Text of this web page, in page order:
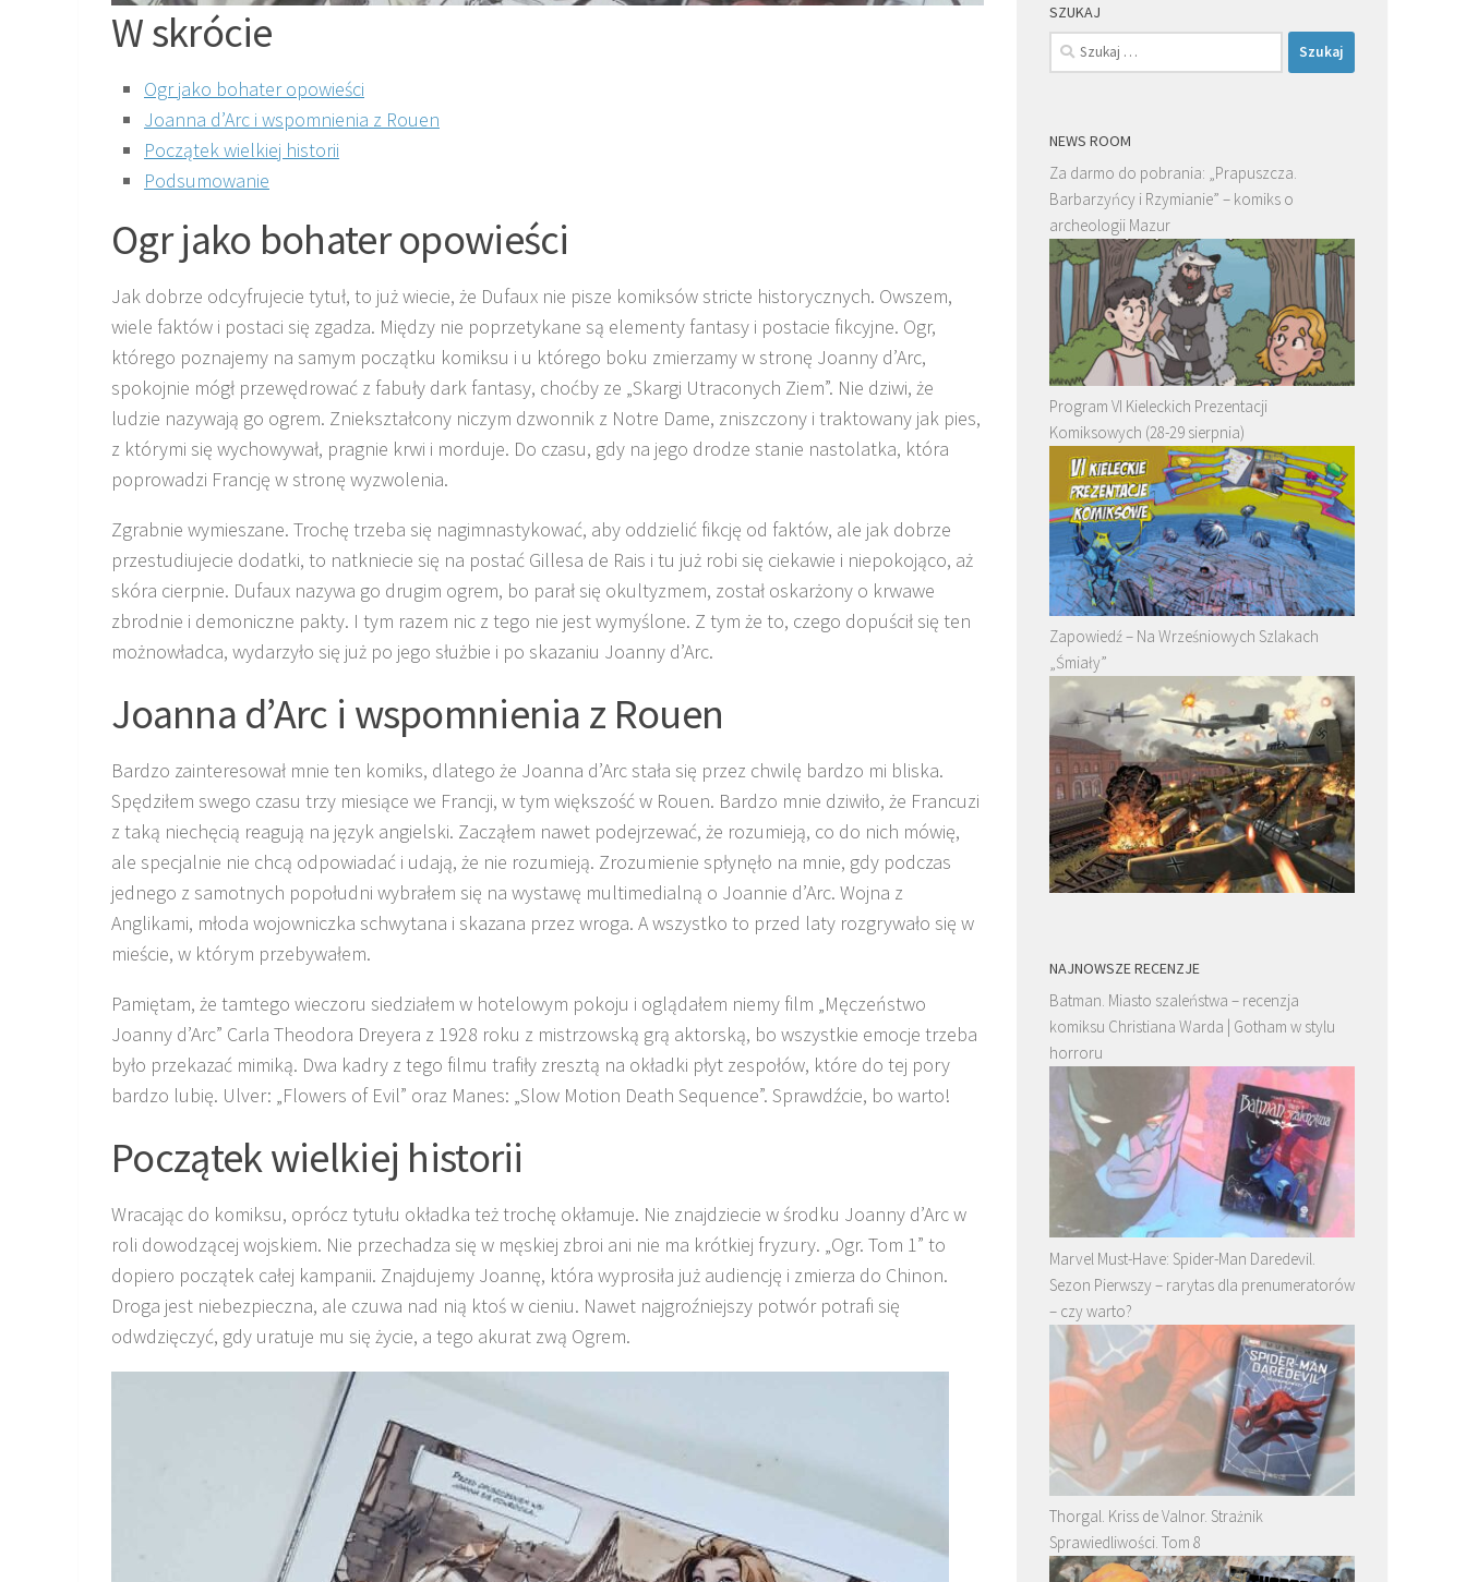
W skrócie
Ogr jako bohater opowieści
Joanna d’Arc i wspomnienia z Rouen
Początek wielkiej historii
Podsumowanie
Ogr jako bohater opowieści
Jak dobrze odcyfrujecie tytuł, to już wiecie, że Dufaux nie pisze komiksów stricte historycznych. Owszem,
wiele faktów i postaci się zgadza. Między nie poprzetykane są elementy fantasy i postacie fikcyjne. Ogr,
którego poznajemy na samym początku komiksu i u którego boku zmierzamy w stronę Joanny d’Arc,
spokojnie mógł przewędrować z fabuły dark fantasy, choćby ze „Skargi Utraconych Ziem”. Nie dziwi, że
ludzie nazywają go ogrem. Zniekształcony niczym dzwonnik z Notre Dame, zniszczony i traktowany jak pies,
z którymi się wychowywał, pragnie krwi i morduje. Do czasu, gdy na jego drodze stanie nastolatka, która
poprowadzi Francję w stronę wyzwolenia.
Zgrabnie wymieszane. Trochę trzeba się nagimnastykować, aby oddzielić fikcję od faktów, ale jak dobrze
przestudiujecie dodatki, to natkniecie się na postać Gillesa de Rais i tu już robi się ciekawie i niepokojąco, aż
skóra cierpnie. Dufaux nazywa go drugim ogrem, bo parał się okultyzmem, został oskarżony o krwawe
zbrodnie i demoniczne pakty. I tym razem nic z tego nie jest wymyślone. Z tym że to, czego dopuścił się ten
możnowładca, wydarzyło się już po jego służbie i po skazaniu Joanny d’Arc.
Joanna d’Arc i wspomnienia z Rouen
Bardzo zainteresował mnie ten komiks, dlatego że Joanna d’Arc stała się przez chwilę bardzo mi bliska.
Spędziłem swego czasu trzy miesiące we Francji, w tym większość w Rouen. Bardzo mnie dziwiło, że Francuzi
z taką niechęcią reagują na język angielski. Zacząłem nawet podejrzewać, że rozumieją, co do nich mówię,
ale specjalnie nie chcą odpowiadać i udają, że nie rozumieją. Zrozumienie spłynęło na mnie, gdy podczas
jednego z samotnych popołudni wybrałem się na wystawę multimedialną o Joannie d’Arc. Wojna z
Anglikami, młoda wojowniczka schwytana i skazana przez wroga. A wszystko to przed laty rozgrywało się w
mieście, w którym przebywałem.
Pamiętam, że tamtego wieczoru siedziałem w hotelowym pokoju i oglądałem niemy film „Męczeństwo
Joanny d’Arc” Carla Theodora Dreyera z 1928 roku z mistrzowską grą aktorską, bo wszystkie emocje trzeba
było przekazać mimiką. Dwa kadry z tego filmu trafiły zresztą na okładki płyt zespołów, które do tej pory
bardzo lubię. Ulver: „Flowers of Evil” oraz Manes: „Slow Motion Death Sequence”. Sprawdźcie, bo warto!
Początek wielkiej historii
Wracając do komiksu, oprócz tytułu okładka też trochę okłamuje. Nie znajdziecie w środku Joanny d’Arc w
roli dowodzącej wojskiem. Nie przechadza się w męskiej zbroi ani nie ma krótkiej fryzury. „Ogr. Tom 1” to
dopiero początek całej kampanii. Znajdujemy Joannę, która wyprosiła już audiencję i zmierza do Chinon.
Droga jest niebezpieczna, ale czuwa nad nią ktoś w cieniu. Nawet najgroźniejszy potwór potrafi się
odwdzięczyć, gdy uratuje mu się życie, a tego akurat zwą Ogrem.
SZUKAJ
Szukaj:
NEWS ROOM
Za darmo do pobrania: „Prapuszcza.
Barbarzyńcy i Rzymianie” – komiks o
archeologii Mazur
Program VI Kieleckich Prezentacji
Komiksowych (28-29 sierpnia)
Zapowiedź – Na Wrześniowych Szlakach
„Śmiały”
NAJNOWSZE RECENZJE
Batman. Miasto szaleństwa – recenzja
komiksu Christiana Warda | Gotham w stylu
horroru
Marvel Must-Have: Spider-Man Daredevil.
Sezon Pierwszy – rarytas dla prenumeratorów
– czy warto?
Thorgal. Kriss de Valnor. Strażnik
Sprawiedliwości. Tom 8